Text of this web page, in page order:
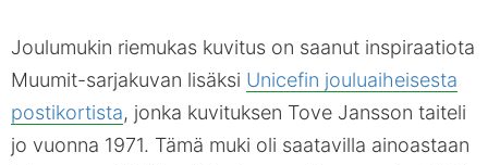
Joulumukin riemukas kuvitus on saanut inspiraatiota
Muumit-sarjakuvan lisäksi Unicefin jouluaiheisesta
postikortista, jonka kuvituksen Tove Jansson taiteli
jo vuonna 1971. Tämä muki oli saatavilla ainoastaan